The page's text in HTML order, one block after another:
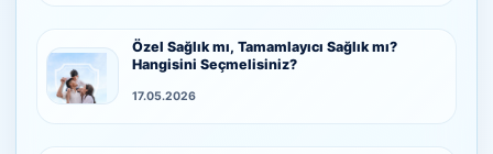
Özel Sağlık mı, Tamamlayıcı Sağlık mı?
Hangisini Seçmelisiniz?
17.05.2026